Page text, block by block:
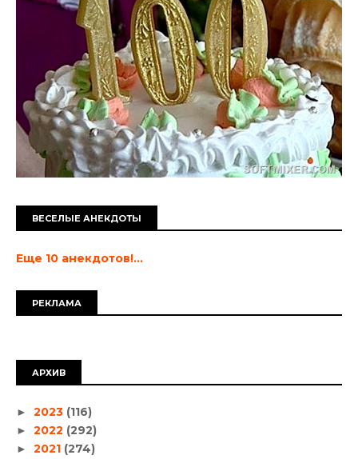
ВЕСЕЛЫЕ АНЕКДОТЫ
Еще 10 анекдотов!...
РЕКЛАМА
АРХИВ
► 2023 (116)
► 2022 (292)
► 2021 (274)